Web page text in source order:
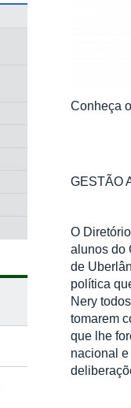
Conheça
GESTÃO
O
alunos do
de
política
Nery
tomarem
que lhe
nacional